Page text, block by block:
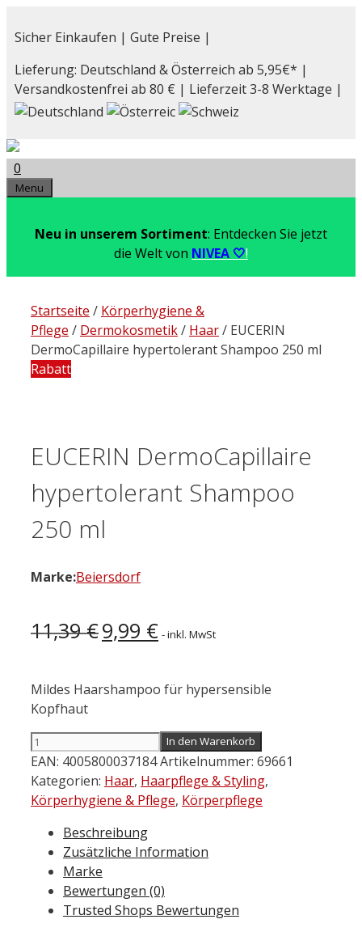
Inhalt
Sicher Einkaufen | Gute Preise |
Lieferung: Deutschland & Österreich ab 5,95€* |
Versandkostenfrei ab 80 € | Lieferzeit 3-8 Werktage |
0
Menu
Neu in unserem Sortiment: Entdecken Sie jetzt
die Welt von NIVEA 🤍!
Startseite / Körperhygiene &
Pflege / Dermokosmetik/ Haar/ EUCERIN
DermoCapillaire hypertolerant Shampoo 250 ml
Rabatt
EUCERIN DermoCapillaire
hypertolerant Shampoo
250 ml
Marke:Beiersdorf
11,39€ Ursprünglicher
Preis
11,39 €
9,99 €Aktueller
Preis
9,99 €.
- inkl. MwSt
Mildes Haarshampoo für hypersensible
Kopfhaut
EUCERIN
DermoCapillaire
hypertolerant
Shampoo
Menge
In den Warenkorb
EAN: 4005800037184Artikelnummer: 69661
Kategorien: Haar, Haarpflege & Styling,
Körperhygiene & Pflege, Körperpflege
Beschreibung
Zusätzliche Information
Marke
Bewertungen (0)
Trusted Shops Bewertungen